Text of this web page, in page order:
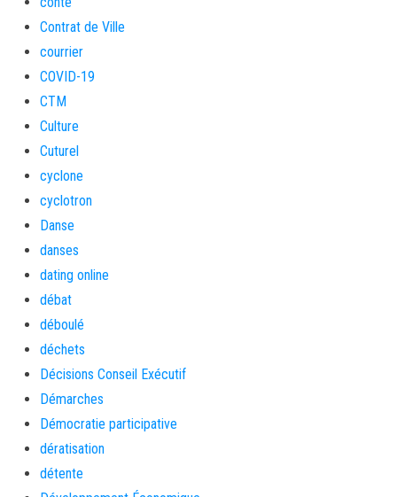
Contrat de Ville
courrier
COVID-19
CTM
Culture
Cuturel
cyclone
cyclotron
Danse
danses
dating online
débat
déboulé
déchets
Décisions Conseil Exécutif
Démarches
Démocratie participative
dératisation
détente